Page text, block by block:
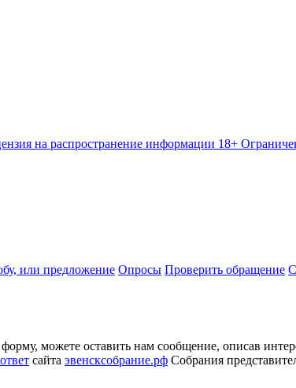
на распространение информации 18+
или предложение Опросы Проверить обращение
можете оставить нам сообщение, описав
сайта эвенсксобрание.рф Собрания